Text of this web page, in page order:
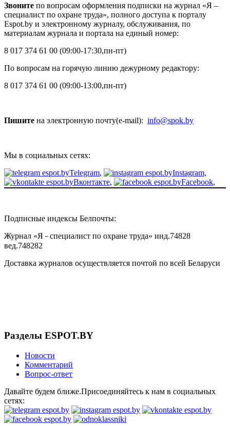
Звоните по вопросам оформления подписки на журнал «Я –
специалист по охране труда», полного доступа к порталу
Espot.by и электронному журналу, обслуживания, по
материалам журнала и портала на единый номер:
8 017 374 61 00 (09:00-17:30,пн-пт)
По вопросам на горячую линию дежурному редактору:
8 017 374 61 00 (09:00-13:00,пн-пт)
Пишите на электронную почту(e-mail): info@spok.by
Мы в социальных сетях:
Telegram,
Instagram,
Bконтакте, Facebook,
Подписные индексы Белпочты:
Журнал «Я – специалист по охране труда» инд.74828
вед.748282
Доставка журналов осуществляется почтой по всей Беларуси
Разделы ESPOT.BY
Новости
Комментарий
Вопрос-ответ
Давайте будем ближе.Присоединяйтесь к нам в социальных
сетях: